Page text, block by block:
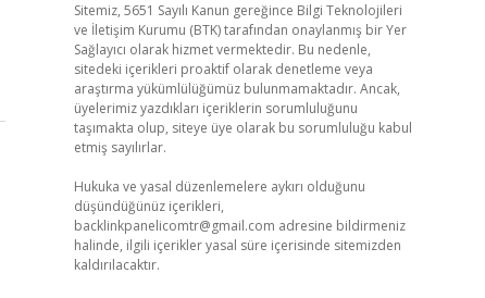
Sitemiz, 5651 Sayılı Kanun gereğince Bilgi Teknolojileri
ve İletişim Kurumu (BTK) tarafından onaylanmış bir Yer
Sağlayıcı olarak hizmet vermektedir. Bu nedenle,
sitedeki içerikleri proaktif olarak denetleme veya
araştırma yükümlülüğümüz bulunmamaktadır. Ancak,
üyelerimiz yazdıkları içeriklerin sorumluluğunu
taşımakta olup, siteye üye olarak bu sorumluluğu kabul
etmiş sayılırlar.
Hukuka ve yasal düzenlemelere aykırı olduğunu
düşündüğünüz içerikleri,
backlinkpanelicomtr@gmail.com adresine bildirmeniz
halinde, ilgili içerikler yasal süre içerisinde sitemizden
kaldırılacaktır.